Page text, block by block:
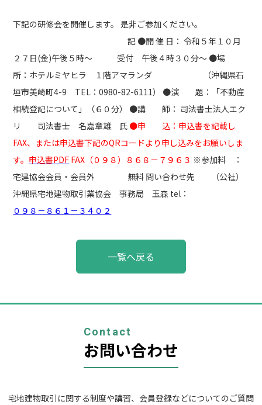
下記の研修会を開催します。 是非ご参加ください。
記 ●開 催 日： 令和５年１０月
２７日(金)午後５時～ 受付 午後４時３０分～ ●場
所：ホテルミヤヒラ １階アマランダ （沖縄県石
垣市美崎町4-9 TEL：0980-82-6111） ●演 題：「不動産
相続登記について」（６０分） ●講 師： 司法書士法人エク
リ 司法書士 名嘉章雄 氏 ●申 込：申込書を記載し
FAX、または申込書下記のQRコードより申し込みをお願いしま
す。 申込書PDF FAX（０９８）８６８－７９６３ ※参加料 ：
宅建協会会員・会員外 無料 問い合わせ先 （公社）
沖縄県宅地建物取引業協会 事務局 玉森 tel：
０９８－８６１－３４０２
ー
一覧へ戻る
Contact
お問い合わせ
宅地建物取引に関する制度や講習、会員登録などについてのご質問